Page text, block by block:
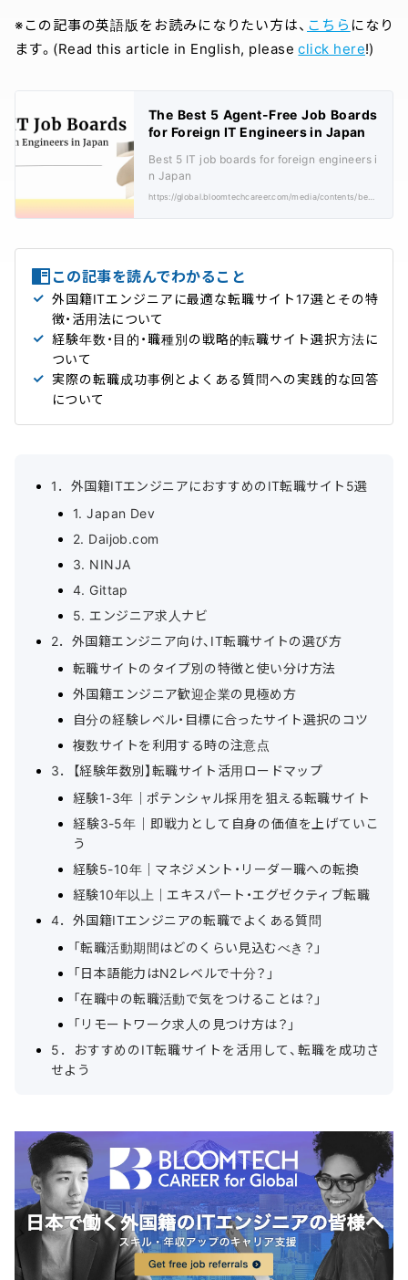
※この記事の英語版をお読みになりたい方は、 こちら になり
ます。(Read this article in English, pleaseclick here!)
The Best 5 Agent-Free Job Boards
for Foreign IT Engineers in Japan
Best 5 IT job boards for foreign engineers i
n Japan
この記事を読んでわかること
外国籍ITエンジニアに最適な転職サイト17選とその特
徴・活用法について
経験年数・目的・職種別の戦略的転職サイト選択方法に
ついて
実際の転職成功事例とよくある質問への実践的な回答
について
1．外国籍ITエンジニアにおすすめのIT転職サイト5選
1. Japan Dev
2. Daijob.com
3. NINJA
4. Gittap
5. エンジニア求人ナビ
2．外国籍エンジニア向け、IT転職サイトの選び方
転職サイトのタイプ別の特徴と使い分け方法
外国籍エンジニア歓迎企業の見極め方
自分の経験レベル・目標に合ったサイト選択のコツ
複数サイトを利用する時の注意点
3．【経験年数別】転職サイト活用ロードマップ
経験1-3年｜ポテンシャル採用を狙える転職サイト
経験3-5年｜即戦力として自身の価値を上げていこ
う
経験5-10年｜マネジメント・リーダー職への転換
経験10年以上｜エキスパート・エグゼクティブ転職
4．外国籍ITエンジニアの転職でよくある質問
「転職活動期間はどのくらい見込むべき？」
「日本語能力はN2レベルで十分？」
「在職中の転職活動で気をつけることは？」
「リモートワーク求人の見つけ方は？」
5．おすすめのIT転職サイトを活用して、転職を成功さ
せよう